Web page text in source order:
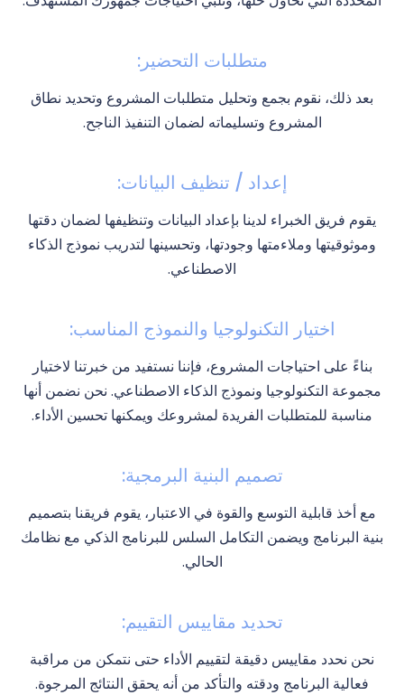
متطلبات التحضير:
بعد ذلك، نقوم بجمع وتحليل متطلبات المشروع وتحديد نطاق
المشروع وتسليماته لضمان التنفيذ الناجح.
إعداد / تنظيف البيانات:
يقوم فريق الخبراء لدينا بإعداد البيانات وتنظيفها لضمان دقتها
وموثوقيتها وملاءمتها وجودتها، وتحسينها لتدريب نموذج الذكاء
الاصطناعي.
اختيار التكنولوجيا والنموذج المناسب:
بناءً على احتياجات المشروع، فإننا نستفيد من خبرتنا لاختيار
مجموعة التكنولوجيا ونموذج الذكاء الاصطناعي. نحن نضمن أنها
مناسبة للمتطلبات الفريدة لمشروعك ويمكنها تحسين الأداء.
تصميم البنية البرمجية:
مع أخذ قابلية التوسع والقوة في الاعتبار، يقوم فريقنا بتصميم
بنية البرنامج ويضمن التكامل السلس للبرنامج الذكي مع نظامك
الحالي.
تحديد مقاييس التقييم:
نحن نحدد مقاييس دقيقة لتقييم الأداء حتى نتمكن من مراقبة
فعالية البرنامج ودقته والتأكد من أنه يحقق النتائج المرجوة.